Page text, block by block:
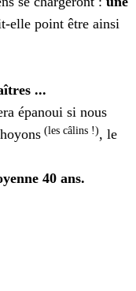
elle point être ainsi
...
épanoui si nous
(les câlins !), le
40 ans.